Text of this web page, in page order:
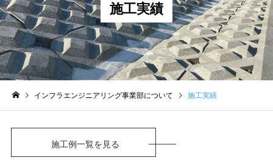
施工実績
インフラエンジニアリング事業部について 施工実績
施工例一覧を見る